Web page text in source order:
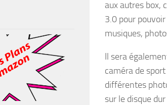
aux autres box,
3.0 pour
musiques,
Il sera
caméra de
différentes
sur le disque